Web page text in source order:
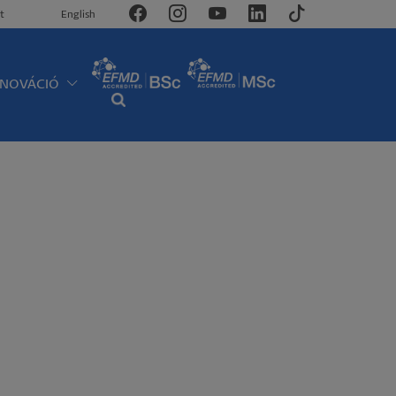
English